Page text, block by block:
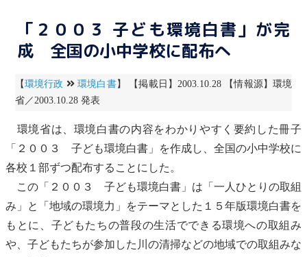
「２００３ 子ども環境白書」が完
成 全国の小中学校に配布へ
【環境行政 環境白書】 【掲載日】2003.10.28 【情報源】環境
省／2003.10.28 発表
環境省は、 環境白書の内容をわかりやすく要約した冊子
「２００３ 子ども環境白書 」を作成し、全国の小中学校に
各校１部ずつ配布することにした。
この「２００３ 子ども環境白書 」は「一人ひとりの取組
み」と「地域の環境力」をテーマとした１５年版環境白書を
もとに、子どもたちの普段の生活でできる環境への取組み
や、子どもたちが参加した川の清掃などの地域での取組みな